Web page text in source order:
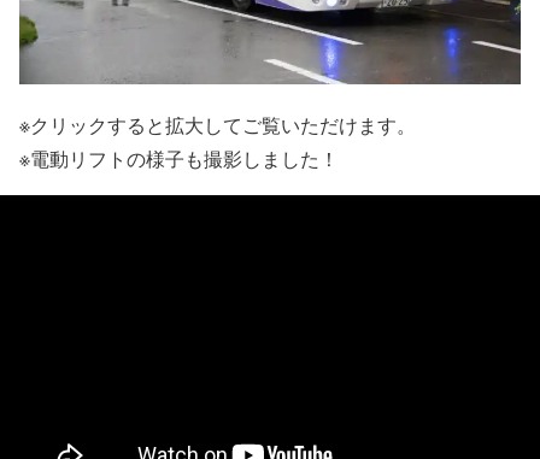
※クリックすると拡大してご覧いただけます。
※電動リフトの様子も撮影しました！